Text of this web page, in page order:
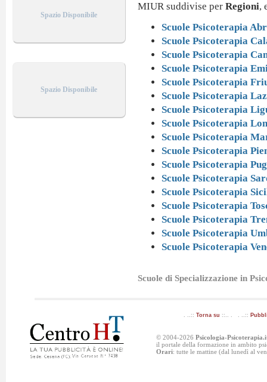
Spazio Disponibile
Spazio Disponibile
MIUR suddivise per Regioni,
Scuole Psicoterapia
Scuole Psicoterapia
Scuole Psicoterapia
Scuole Psicoterapia
Scuole Psicoterapia
Scuole Psicoterapia
Scuole Psicoterapia
Scuole Psicoterapia
Scuole Psicoterapia
Scuole Psicoterapia
Scuole Psicoterapia
Scuole Psicoterapia
Scuole Psicoterapia
Scuole Psicoterapia
Scuole Psicoterapia
Scuole Psicoterapia
Scuole Psicoterapia
Scuole di Specializzazione in
. ..::Torna su ::.. . . ..::
© 2004-2026 Psicologia-
il portale della formazione in ambito
Orari: tutte le mattine (dal lunedì al